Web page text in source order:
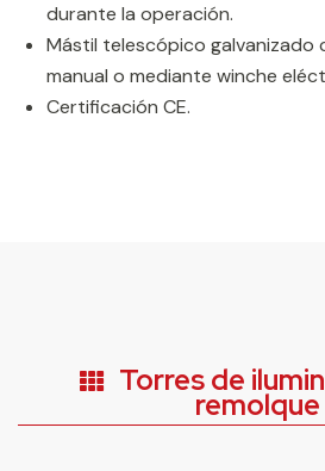
durante la operación.
Mástil telescópico galvanizado
manual o mediante winche
Certificación CE.
remolque